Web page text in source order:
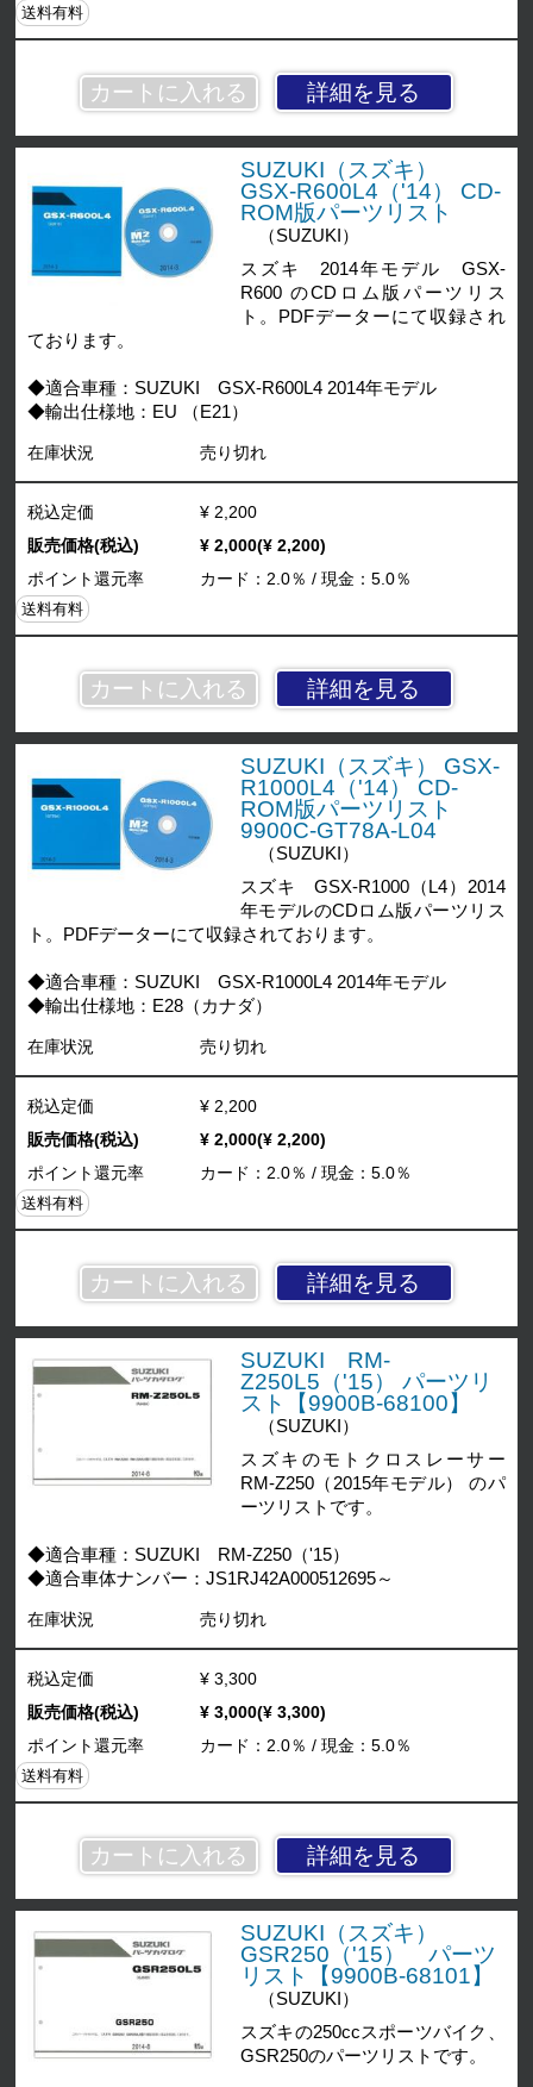
詳細を見る
送料有料
SUZUKI（スズキ）
GSX-R600L4（'14） CD-
ROM版パーツリスト
（SUZUKI）
スズキ 2014年モデル GSX-
R600 のCDロム版パーツリス
ト。PDFデーターにて収録され
ております。
◆適合車種：SUZUKI GSX-R600L4 2014年モデル
◆輸出仕様地：EU （E21）
在庫状況 売り切れ
詳細を見る
税込定価
¥ 2,200
販売価格(税込)
¥ 2,000(¥ 2,200)
ポイント還元率
カード：2.0％ / 現金：5.0％
送料有料
SUZUKI（スズキ） GSX-
R1000L4（'14） CD-
ROM版パーツリスト
9900C-GT78A-L04
（SUZUKI）
スズキ GSX-R1000（L4）2014
年モデルのCDロム版パーツリス
ト。PDFデーターにて収録されております。
◆適合車種：SUZUKI GSX-R1000L4 2014年モデル
◆輸出仕様地：E28（カナダ）
在庫状況 売り切れ
詳細を見る
税込定価
¥ 2,200
販売価格(税込)
¥ 2,000(¥ 2,200)
ポイント還元率
カード：2.0％ / 現金：5.0％
送料有料
SUZUKI RM-
Z250L5（'15） パーツリ
スト【9900B-68100】
（SUZUKI）
スズキのモトクロスレーサー
RM-Z250（2015年モデル） のパ
ーツリストです。
◆適合車種：SUZUKI RM-Z250（'15）
◆適合車体ナンバー：JS1RJ42A000512695～
在庫状況 売り切れ
詳細を見る
税込定価
¥ 3,300
販売価格(税込)
¥ 3,000(¥ 3,300)
ポイント還元率
カード：2.0％ / 現金：5.0％
送料有料
SUZUKI（スズキ）
GSR250（'15） パーツ
リスト【9900B-68101】
（SUZUKI）
スズキの250ccスポーツバイク、
GSR250のパーツリストです。